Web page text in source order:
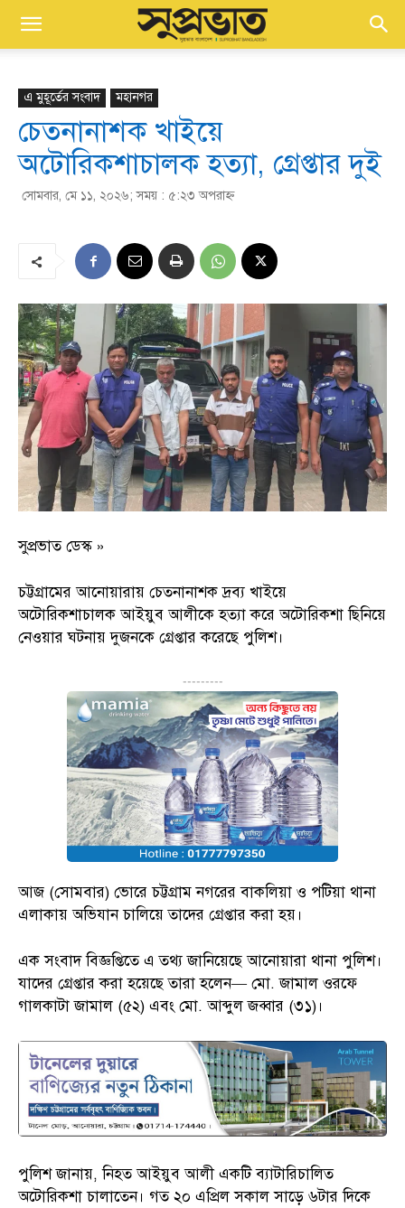
এ মুহূর্তের সংবাদ মহানগর
চেতনানাশক খাইয়ে
অটোরিকশাচালক হত্যা, গ্রেপ্তার দুই
সোমবার, মে ১১, ২০২৬; সময় : ৫:২৩ অপরাহ্ণ
সুপ্রভাত ডেস্ক »
চট্টগ্রামের আনোয়ারায় চেতনানাশক দ্রব্য খাইয়ে
অটোরিকশাচালক আইয়ুব আলীকে হত্যা করে অটোরিকশা ছিনিয়ে
নেওয়ার ঘটনায় দুজনকে গ্রেপ্তার করেছে পুলিশ।
---------
আজ (সোমবার) ভোরে চট্টগ্রাম নগরের বাকলিয়া ও পটিয়া থানা
এলাকায় অভিযান চালিয়ে তাদের গ্রেপ্তার করা হয়।
এক সংবাদ বিজ্ঞপ্তিতে এ তথ্য জানিয়েছে আনোয়ারা থানা পুলিশ।
যাদের গ্রেপ্তার করা হয়েছে তারা হলেন— মো. জামাল ওরফে
গালকাটা জামাল (৫২) এবং মো. আব্দুল জব্বার (৩১)।
পুলিশ জানায়, নিহত আইয়ুব আলী একটি ব্যাটারিচালিত
অটোরিকশা চালাতেন। গত ২০ এপ্রিল সকাল সাড়ে ৬টার দিকে